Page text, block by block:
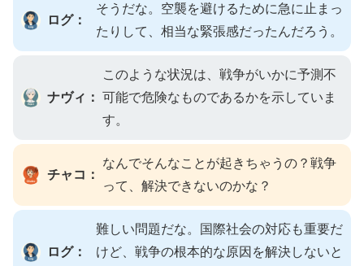
ログ：
そうだな。空襲を避けるために急に止まっ
たりして、相当な緊張感だったんだろう。
ナヴィ：
このような状況は、戦争がいかに予測不
可能で危険なものであるかを示していま
す。
チャコ：
なんでそんなことが起きちゃうの？戦争
って、解決できないのかな？
ログ：
難しい問題だな。国際社会の対応も重要だ
けど、戦争の根本的な原因を解決しないと